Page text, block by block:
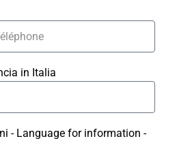
in Italia
- Language for information -